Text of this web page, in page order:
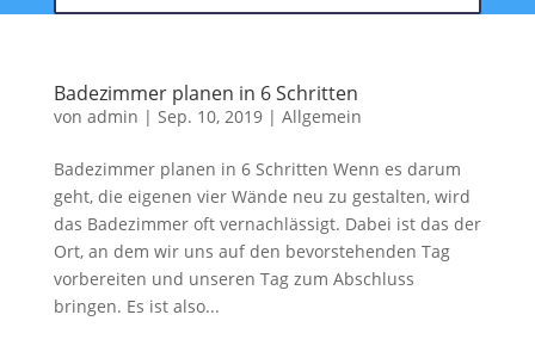
Badezimmer planen in 6 Schritten
von admin | Sep. 10, 2019| Allgemein
Badezimmer planen in 6 Schritten Wenn es darum
geht, die eigenen vier Wände neu zu gestalten, wird
das Badezimmer oft vernachlässigt. Dabei ist das der
Ort, an dem wir uns auf den bevorstehenden Tag
vorbereiten und unseren Tag zum Abschluss
bringen. Es ist also...